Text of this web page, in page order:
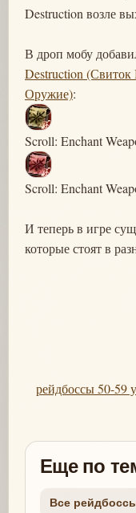
Destruction возле
В дроп мобу
Destruction
Оружие):
Scroll: Enchant
Scroll: Enchant
И теперь в игре
которые стоят в
рейдбоссы 50-59
Еще по
Все